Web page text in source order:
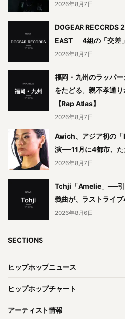
2026年8月7日
DOGEAR RECORDS
EAST──4組の「交差
2026年8月7日
福岡・九州のラッパ
をたどる。親不孝通
【Rap Atlas】
2026年8月7日
Awich、アジア初の
演──11月に4都市、
2026年8月7日
Tohji「Amelie」──引
義曲が、ラストライ
2026年8月6日
SECTIONS
ヒップホップニュース
ヒップホップチャート
アーティスト情報